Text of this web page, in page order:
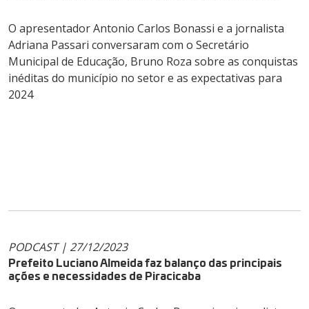
O apresentador Antonio Carlos Bonassi e a jornalista
Adriana Passari conversaram com o Secretário
Municipal de Educação, Bruno Roza sobre as conquistas
inéditas do município no setor e as expectativas para
2024
PODCAST | 27/12/2023
Prefeito Luciano Almeida faz balanço das principais
ações e necessidades de Piracicaba